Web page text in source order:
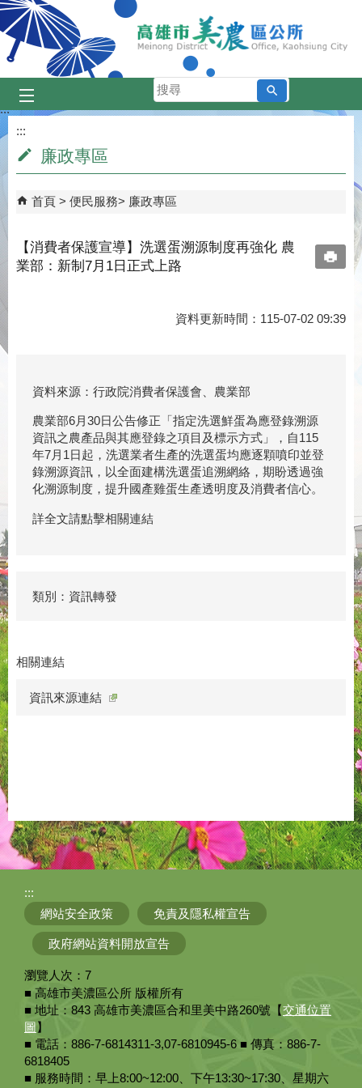
跳到主要內容區塊
搜
尋
:::
:::
廉政專區
首頁 便民服務 廉政專區
【消費者保護宣導】洗選蛋溯源制度再強化 農
業部：新制7月1日正式上路
資料更新時間：115-07-02 09:39
資料來源：行政院消費者保護會、農業部
農業部6月30日公告修正「指定洗選鮮蛋為應登錄溯源
資訊之農產品與其應登錄之項目及標示方式」，自115
年7月1日起，洗選業者生產的洗選蛋均應逐顆噴印並登
錄溯源資訊，以全面建構洗選蛋追溯網絡，期盼透過強
化溯源制度，提升國產雞蛋生產透明度及消費者信心。
詳全文請點擊相關連結
類別：資訊轉發
相關連結
資訊來源連結
:::
網站安全政策
免責及隱私權宣告
政府網站資料開放宣告
瀏覽人次： 7
■ 高雄市美濃區公所 版權所有
■ 地址：843 高雄市美濃區合和里美中路260號【交通位置
圖】
■ 電話：886-7-6814311-3,07-6810945-6 ■ 傳真：886-7-
6818405
■ 服務時間：早上8:00~12:00、下午13:30~17:30、星期六